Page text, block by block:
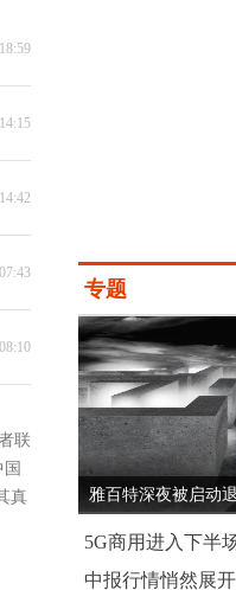
联
真
专题
雅百特深夜被启动
5G商用进入下半
中报行情悄然展